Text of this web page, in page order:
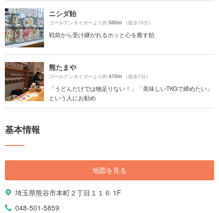
ニシダ飴
ゴールデンタイガーより約580m （徒歩10分）
戦前から受け継がれるホッと心を癒す飴
熊たまや
ゴールデンタイガーより約410m （徒歩7分）
「うどんだけでは物足りない！」「美味しいTKGで締めたい」
という人にお勧め
基本情報
地図を見る
埼玉県熊谷市本町２丁目１１６ 1F
048-501-5859